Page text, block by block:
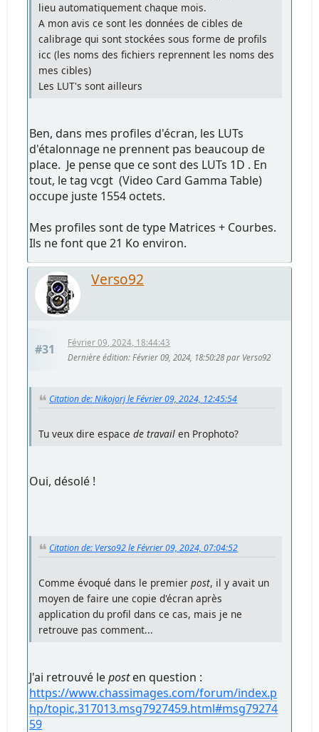
lieu automatiquement chaque mois.
A mon avis ce sont les données de cibles de
calibrage qui sont stockées sous forme de profils
icc (les noms des fichiers reprennent les noms des
mes cibles)
Les LUT's sont ailleurs
Ben, dans mes profiles d'écran, les LUTs
d'étalonnage ne prennent pas beaucoup de
place. Je pense que ce sont des LUTs 1D . En
tout, le tag vcgt (Video Card Gamma Table)
occupe juste 1554 octets.
Mes profiles sont de type Matrices + Courbes.
Ils ne font que 21 Ko environ.
Verso92
#31
Février 09, 2024, 18:44:43
Dernière édition: Février 09, 2024, 18:50:28 par Verso92
Citation de: Nikojorj le Février 09, 2024, 12:45:54
Tu veux dire espacede travailen Prophoto?
Oui, désolé !
Citation de: Verso92 le Février 09, 2024, 07:04:52
Comme évoqué dans le premierpost, il y avait un
moyen de faire une copie d'écran après
application du profil dans ce cas, mais je ne
retrouve pas comment...
J'ai retrouvé leposten question :
https://www.chassimages.com/forum/index.p
hp/topic,317013.msg7927459.html#msg79274
59